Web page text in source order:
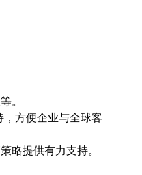
。
方便企业与全球客
略提供有力支持。